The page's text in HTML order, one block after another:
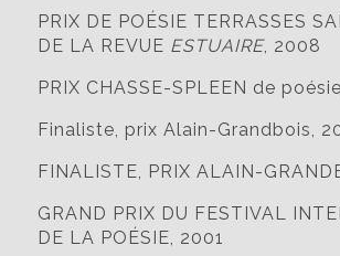
PRIX DE POÉSIE TERRASSES
DE LA REVUE ESTUAIRE, 2008
PRIX CHASSE-SPLEEN de
Finaliste, prix Alain-Grandbois,
FINALISTE, PRIX ALAIN-
GRAND PRIX DU FESTIVAL
DE LA POÉSIE, 2001